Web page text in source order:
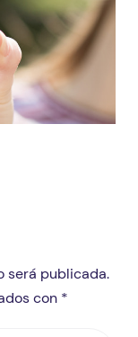
será publicada.
con *